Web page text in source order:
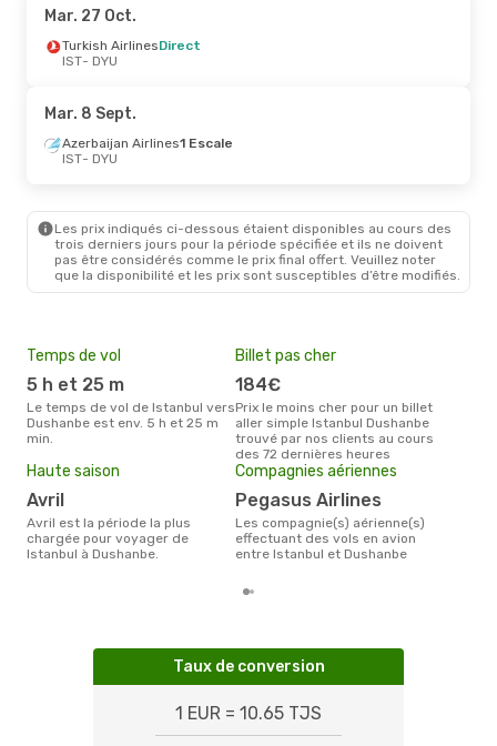
Turkish Airlines
DYU- IST
Mar. 27 Oct.
Turkish AirlinesDirect
IST- DYU
Mar. 8 Sept.
Azerbaijan Airlines1 Escale
IST- DYU
Les prix indiqués ci-dessous étaient disponibles au cours des
trois derniers jours pour la période spécifiée et ils ne doivent
pas être considérés comme le prix final offert. Veuillez noter
que la disponibilité et les prix sont susceptibles d’être modifiés.
Temps de vol
5 h et 25 m
Le temps de vol de Istanbul vers
Dushanbe est env. 5 h et 25 m
min.
Billet pas cher
184€
Prix le moins cher pour un billet
aller simple Istanbul Dushanbe
trouvé par nos clients au cours
des 72 dernières heures
Haute saison
avril
avril est la période la plus
chargée pour voyager de
Istanbul à Dushanbe.
Compagnies aériennes
Pegasus Airlines
Les compagnie(s) aérienne(s)
effectuant des vols en avion
entre Istanbul et Dushanbe
Taux de conversion
1 EUR = 10.65 TJS